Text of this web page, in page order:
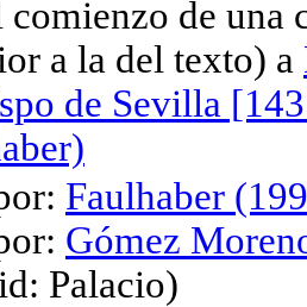
comienzo de una
a la del texto) a
de Sevilla
Faulhaber
Gómez
Palacio)